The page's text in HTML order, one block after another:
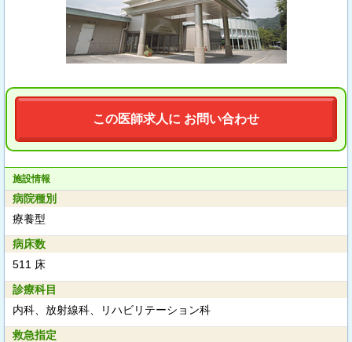
この医師求人に お問い合わせ
施設情報
病院種別
療養型
病床数
511 床
診療科目
内科、放射線科、リハビリテーション科
救急指定